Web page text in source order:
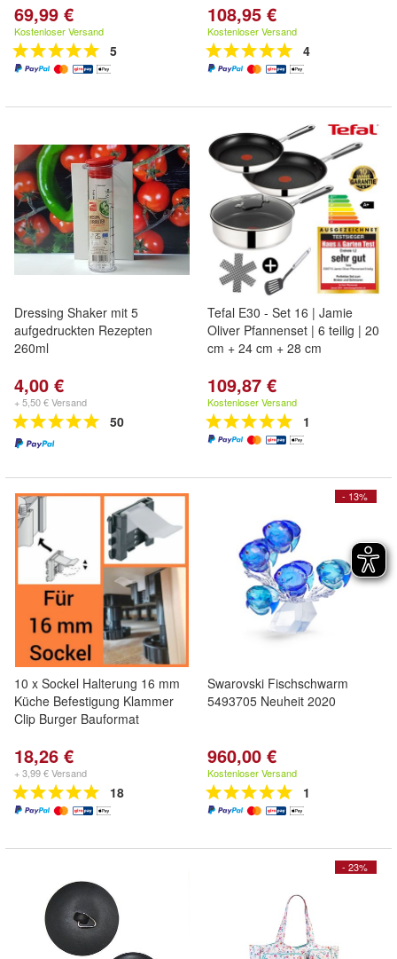
69,99 €
Kostenloser Versand
5
108,95 €
Kostenloser Versand
4
Dressing Shaker mit 5
aufgedruckten Rezepten
260ml
4,00 €
+ 5,50 € Versand
50
Tefal E30 - Set 16 | Jamie
Oliver Pfannenset | 6 teilig | 20
cm + 24 cm + 28 cm
109,87 €
Kostenloser Versand
1
10 x Sockel Halterung 16 mm
Küche Befestigung Klammer
Clip Burger Bauformat
18,26 €
+ 3,99 € Versand
18
- 13%
Swarovski Fischschwarm
5493705 Neuheit 2020
960,00 €
Kostenloser Versand
1
- 23%